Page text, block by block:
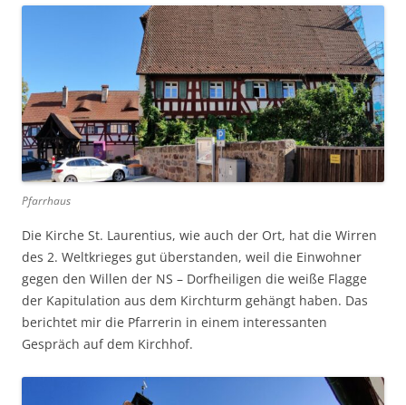
Pfarrhaus
Die Kirche St. Laurentius, wie auch der Ort, hat die Wirren
des 2. Weltkrieges gut überstanden, weil die Einwohner
gegen den Willen der NS – Dorfheiligen die weiße Flagge
der Kapitulation aus dem Kirchturm gehängt haben. Das
berichtet mir die Pfarrerin in einem interessanten
Gespräch auf dem Kirchhof.